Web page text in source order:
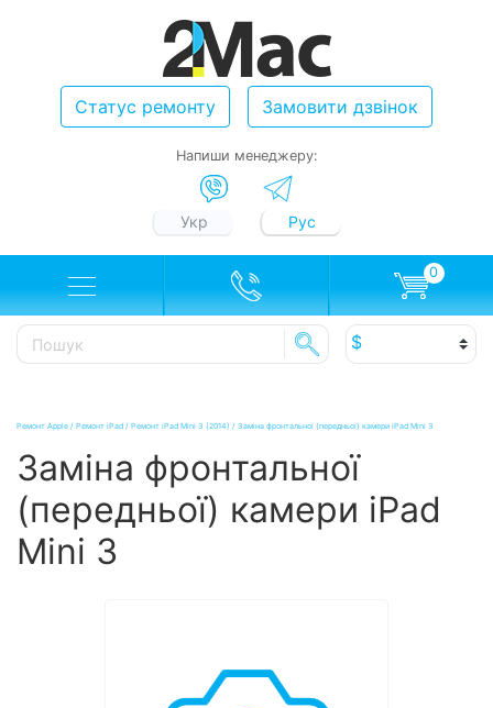
Статус ремонту Замовити дзвінок
Напиши менеджеру:
Укр Рус
0
Ремонт Apple / Ремонт iPad / Ремонт iPad Mini 3 (2014) / Заміна фронтальної (передньої) камери iPad Mini 3
Заміна фронтальної
(передньої) камери iPad
Mini 3